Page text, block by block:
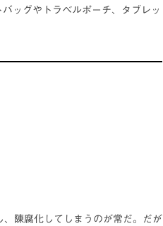
ッグやトラベルポーチ、タブレッ
陳腐化してしまうのが常だ。だが